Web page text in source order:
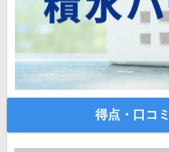
得点・口コ